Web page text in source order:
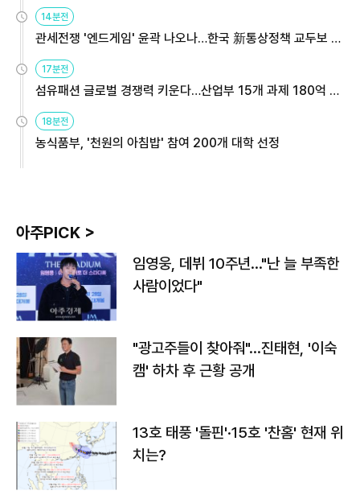
14분전
관세전쟁 '엔드게임' 윤곽 나오나…한국 新통상정책 교두보 활
17분전
섬유패션 글로벌 경쟁력 키운다…산업부 15개 과제 180억 지
18분전
농식품부, '천원의 아침밥' 참여 200개 대학 선정
아주PICK >
임영웅, 데뷔 10주년…"난 늘 부족한
사람이었다"
"광고주들이 찾아줘"…진태현, '이숙
캠' 하차 후 근황 공개
13호 태풍 '돌핀'·15호 '찬홈' 현재 위
치는?